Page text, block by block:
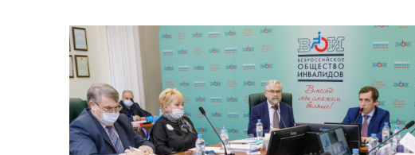
Вступить в ВОИ
Устав ВОИ
Мы в рабочих
группах
Полезный опыт